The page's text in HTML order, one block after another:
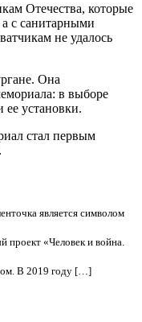
Отечества, которые
с санитарными
не удалось
Она
в выборе
установки.
стал первым
является символом
проект «Человек и война.
В 2019 году […]